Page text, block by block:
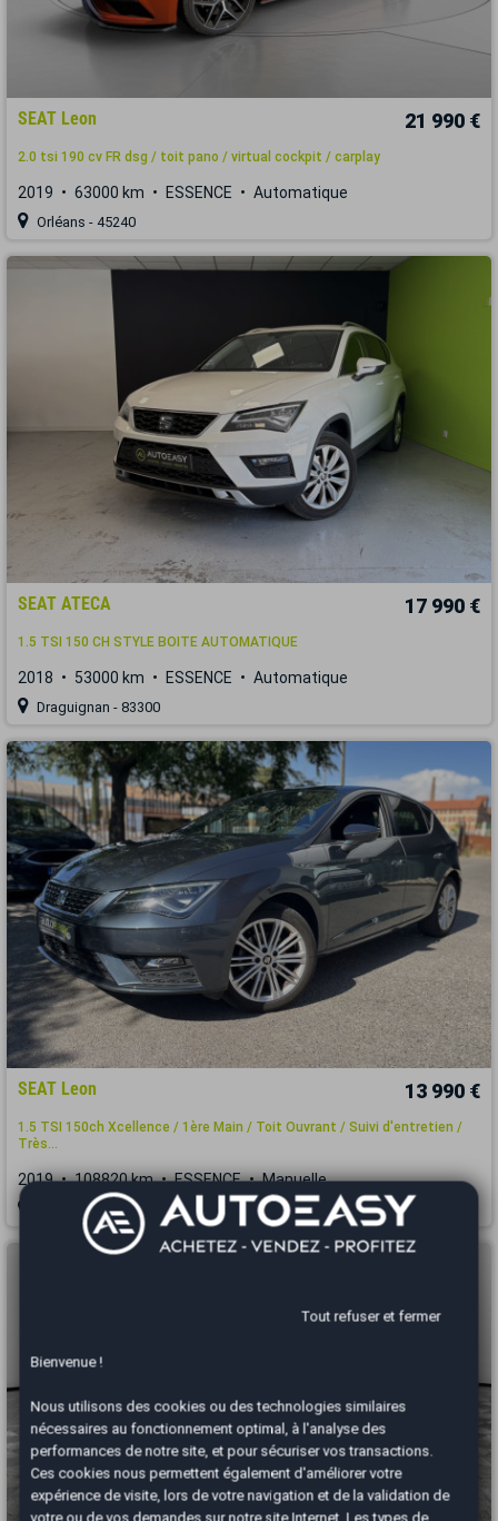
SEAT Leon 21 990 €
2.0 tsi 190 cv FR dsg / toit pano / virtual cockpit / carplay
2019 63000 km ESSENCE Automatique
Orléans - 45240
SEAT ATECA 17 990 €
1.5 TSI 150 CH STYLE BOITE AUTOMATIQUE
2018 53000 km ESSENCE Automatique
Draguignan - 83300
SEAT Leon 13 990 €
1.5 TSI 150ch Xcellence / 1ère Main / Toit Ouvrant / Suivi d'entretien /
Très...
2019 108820 km ESSENCE Manuelle
Aix-en-Provence - 13290
Tout refuser et fermer
Bienvenue !
Nous utilisons des cookies ou des technologies similaires
nécessaires au fonctionnement optimal, à l'analyse des
performances de notre site, et pour sécuriser vos transactions.
Ces cookies nous permettent également d'améliorer votre
expérience de visite, lors de votre navigation et de la validation de
votre ou de vos demandes sur notre site Internet. Les types de